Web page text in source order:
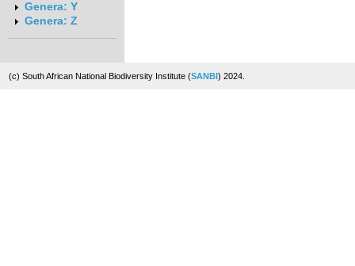
Genera: Y
Genera: Z
(c) South African National Biodiversity Institute (SANBI) 2024.